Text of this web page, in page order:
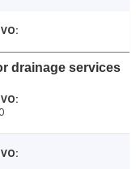
drainage services